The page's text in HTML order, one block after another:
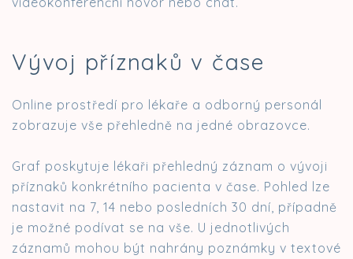
Vývoj příznaků v čase
Online prostředí pro lékaře a odborný personál
zobrazuje vše přehledně na jedné obrazovce.
Graf poskytuje lékaři přehledný záznam o vývoji
příznaků konkrétního pacienta v čase. Pohled lze
nastavit na 7, 14 nebo posledních 30 dní, případně
je možné podívat se na vše. U jednotlivých
záznamů mohou být nahrány poznámky v textové